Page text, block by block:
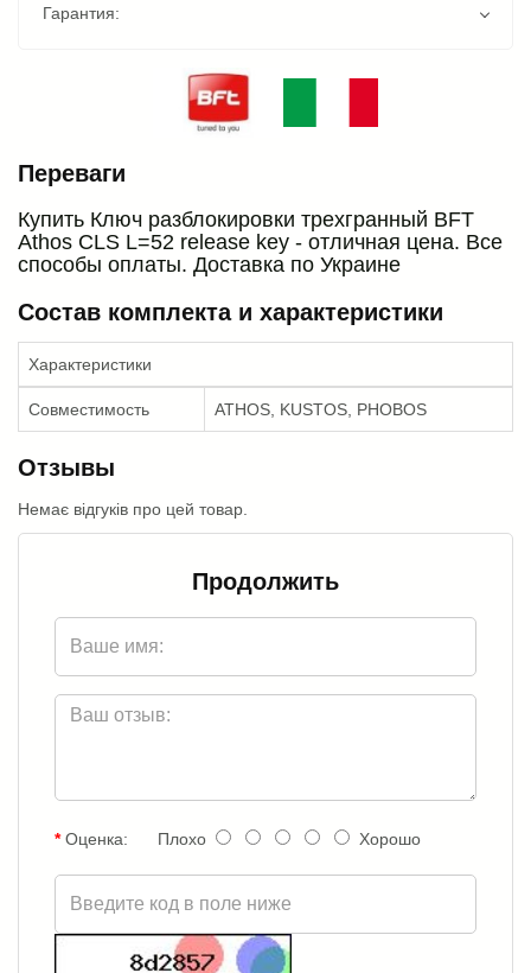
Гарантия:
Переваги
Купить Ключ разблокировки трехгранный BFT
Athos CLS L=52 release key - отличная цена. Все
способы оплаты. Доставка по Украине
Состав комплекта и характеристики
Характеристики
Совместимость ATHOS, KUSTOS, PHOBOS
Отзывы
Немає відгуків про цей товар.
Продолжить
Оценка: Плохо Хорошо